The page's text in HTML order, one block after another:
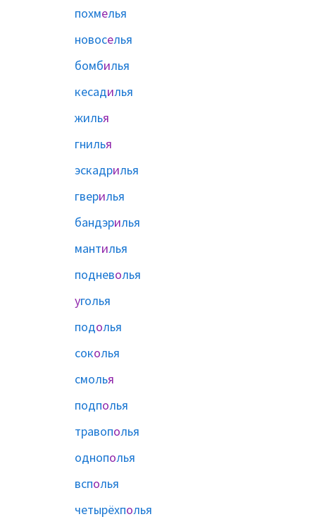
похмелья
новоселья
бомбилья
кесадилья
жилья
гнилья
эскадрилья
гверилья
бандэрилья
мантилья
подневолья
уголья
подолья
соколья
смолья
подполья
травополья
однополья
всполья
четырёхполья